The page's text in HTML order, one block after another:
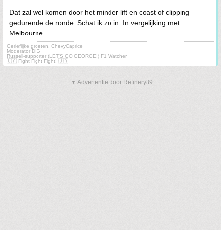
Dat zal wel komen door het minder lift en coast of clipping
gedurende de ronde. Schat ik zo in. In vergelijking met
Melbourne
Gerieflijke groeten, ChevyCaprice
Moderator DIG
Russell-supporter (LET'S GO GEORGE!) F1 Watcher
🇺🇦 Fight Fight Fight! 🇺🇦
▼ Advertentie door Refinery89